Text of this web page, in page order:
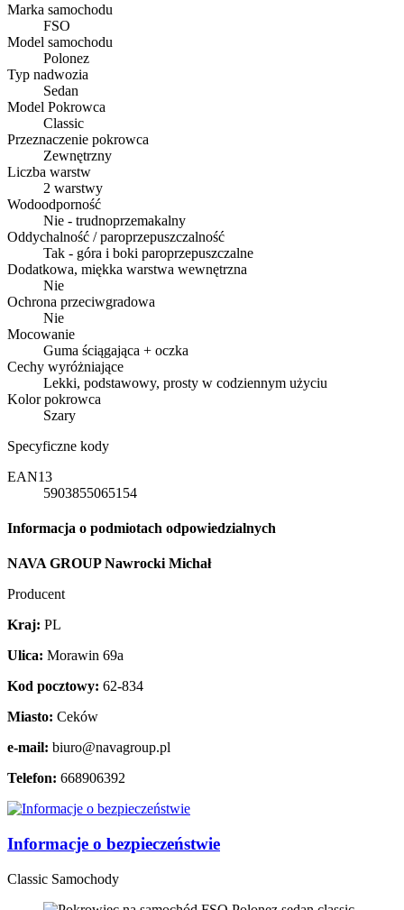
Marka samochodu
FSO
Model samochodu
Polonez
Typ nadwozia
Sedan
Model Pokrowca
Classic
Przeznaczenie pokrowca
Zewnętrzny
Liczba warstw
2 warstwy
Wodoodporność
Nie - trudnoprzemakalny
Oddychalność / paroprzepuszczalność
Tak - góra i boki paroprzepuszczalne
Dodatkowa, miękka warstwa wewnętrzna
Nie
Ochrona przeciwgradowa
Nie
Mocowanie
Guma ściągająca + oczka
Cechy wyróżniające
Lekki, podstawowy, prosty w codziennym użyciu
Kolor pokrowca
Szary
Specyficzne kody
EAN13
5903855065154
Informacja o podmiotach odpowiedzialnych
NAVA GROUP Nawrocki Michał
Producent
Kraj: PL
Ulica: Morawin 69a
Kod pocztowy: 62-834
Miasto: Ceków
e-mail: biuro@navagroup.pl
Telefon: 668906392
Informacje o bezpieczeństwie
Classic Samochody